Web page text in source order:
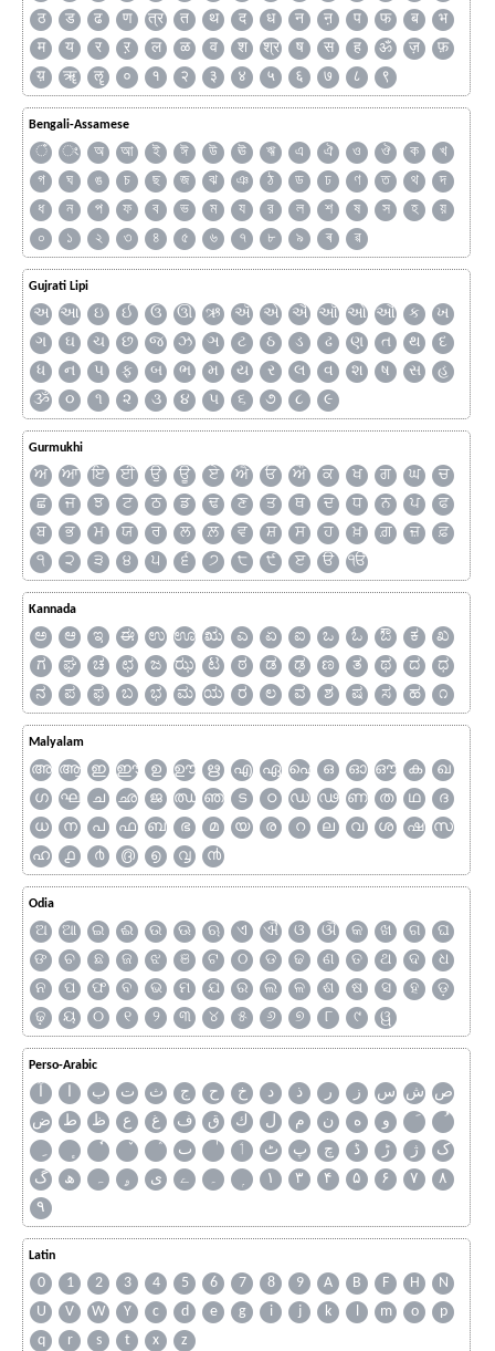
ठ
ड ढ ण त्र त थ द ध न ऩ प फ ब
भ
म
य र ऱ ल ळ व श श्र ष स ह ॐ ज़
फ़
य़
ॠ ॡ ० १ २ ३ ४ ५ ६ ७ ८ ९
Bengali-Assamese
ঁ ং অ আ ই ঈ উ ঊ ঋ এ ঐ ও ঔ ক
খ
গ
ঘ ঙ চ ছ জ ঝ ঞ ঠ ড ঢ ণ ত থ
দ
ধ
ন প ফ ব ভ ম য র ল শ ষ স হ
য়
০
১ ২ ৩ ৪ ৫ ৬ ৭ ৮ ৯ ৰ ৱ
Gujrati Lipi
અ આ ઇ ઈ ઉ ઊ ઋ ઍ એ ઐ ઑ ઓ ઔ ક
ખ
ગ
ઘ ચ છ જ ઝ ઞ ટ ઠ ડ ઢ ણ ત થ
દ
ધ
ન પ ફ બ ભ મ ય ર લ વ શ ષ સ
હ
ૐ
૦ ૧ ૨ ૩ ૪ ૫ ૬ ૭ ૮ ૯
Gurmukhi
ਅ ਆ ਇ ਈ ਉ ਊ ਏ ਐ ਓ ਔ ਕ ਖ ਗ ਘ
ਚ
ਛ
ਜ ਝ ਟ ਠ ਡ ਢ ਣ ਤ ਥ ਦ ਧ ਨ ਪ
ਫ
ਬ
ਭ ਮ ਯ ਰ ਲ ਲ਼ ਵ ਸ਼ ਸ ਹ ਖ਼ ਗ਼ ਜ਼
ਫ਼
੧
੨ ੩ ੪ ੫ ੬ ੭ ੮ ੯ ੲ ੳ ੴ
Kannada
ಅ ಆ ಇ ಈ ಉ ಊ ಋ ಎ ಏ ಐ ಒ ಓ ಔ ಕ
ಖ
ಗ
ಘ ಚ ಛ ಜ ಝ ಟ ಠ ಡ ಢ ಣ ತ ಥ ದ
ಧ
ನ
ಪ ಫ ಬ ಭ ಮ ಯ ರ ಲ ವ ಶ ಷ ಸ ಹ ೧
Malyalam
അ ആ ഇ ഈ ഉ ഊ ഋ എ ഏ ഐ ഒ ഓ ഔ ക
ഖ
ഗ
ഘ ച ഛ ജ ഝ ഞ ട ഠ ഡ ഢ ണ ത ഥ
ദ
ധ
ന പ ഫ ബ ഭ മ യ ര റ ല വ ശ ഷ
സ
ഹ
൧ ൪ ൫ ൭ ൮ ൯
Odia
ଅ ଆ ଇ ଈ ଉ ଊ ଋ ଏ ଐ ଓ ଔ କ ଖ ଗ
ଘ
ଙ
ଚ ଛ ଜ ଝ ଞ ଟ ଠ ଡ ଢ ଣ ତ ଥ ଦ
ଧ
ନ
ପ ଫ ବ ଭ ମ ଯ ର ଲ ଳ ଶ ଷ ସ ହ
ଡ଼
ଢ଼
ୟ ୦ ୧ ୨ ୩ ୪ ୫ ୬ ୭ ୮ ୯ ୱ
Perso-Arabic
آ ا ب ت ث ج ح خ د ذ ر ز س ش ص
ض
ط ظ ع غ ف ق ك ل م ن ه
و
ٮ
ٲ ٹ پ چ ڈ ڑ ژ
ک
گ
ھ ہ ۄ ی ے ۔ ۱ ۳ ۴ ۵ ۶ ۷
۸
۹
Latin
0 1 2 3 4 5 6 7 8 9 A B F H
N
U
V W Y c d e g i j k l m o
p
q
r s t x z